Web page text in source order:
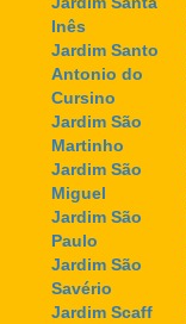
Inês
Jardim Santo
Antonio do
Cursino
Jardim São
Martinho
Jardim São
Miguel
Jardim São
Paulo
Jardim São
Savério
Jardim Scaff